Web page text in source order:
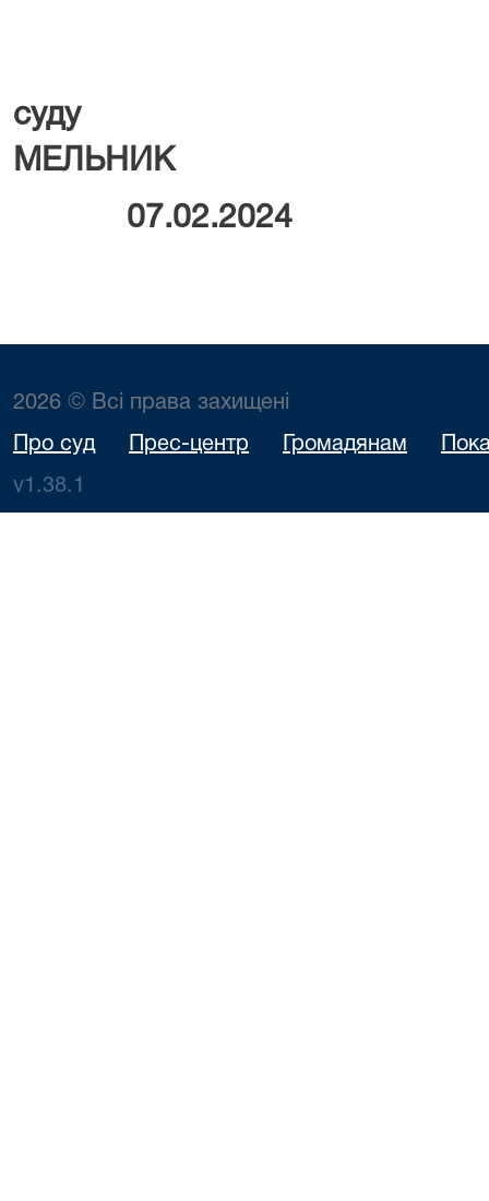
суду
МЕЛЬНИК
07.02.2024
2026 © Всі права захищені
Про суд Прес-центр Громадянам
v1.38.1